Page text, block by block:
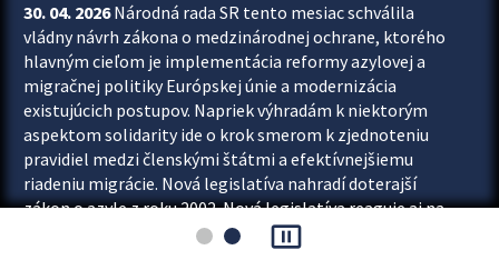
30. 04. 2026Národná rada SR tento mesiac schválila
vládny návrh zákona o medzinárodnej ochrane, ktorého
hlavným cieľom je implementácia reformy azylovej a
migračnej politiky Európskej únie a modernizácia
existujúcich postupov. Napriek výhradám k niektorým
aspektom solidarity ide o krok smerom k zjednoteniu
pravidiel medzi členskými štátmi a efektívnejšiemu
riadeniu migrácie. Nová legislatíva nahradí doterajší
zákon o azyle z roku 2002. Nová legislatíva reaguje aj na
vývoj posledného desaťročia, počas...
pause_presentation